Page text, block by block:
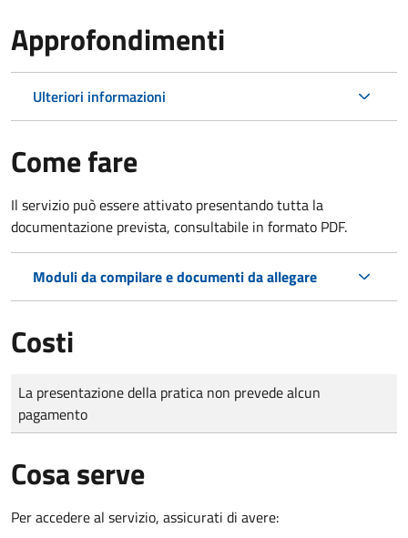
Approfondimenti
Ulteriori informazioni
Come fare
Il servizio può essere attivato presentando tutta la
documentazione prevista, consultabile in formato PDF.
Moduli da compilare e documenti da allegare
Costi
Tipo di pagamento
Importo
La presentazione della pratica non prevede alcun
pagamento
Cosa serve
Per accedere al servizio, assicurati di avere: